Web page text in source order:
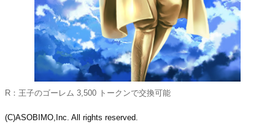
R：王子のゴーレム 3,500 トークンで交換可能
(C)ASOBIMO,Inc. All rights reserved.